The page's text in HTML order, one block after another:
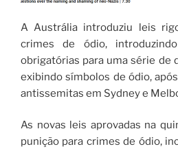
A Austrália introduziu leis
crimes de ódio,
obrigatórias para uma série de
exibindo símbolos de ódio,
antissemitas em Sydney e
As novas leis aprovadas na
punição para crimes de ódio,